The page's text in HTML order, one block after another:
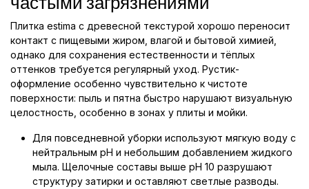
Плитка estimа с древесной текстурой хорошо переносит
контакт с пищевыми жиром, влагой и бытовой химией,
однако для сохранения естественности и тёплых
оттенков требуется регулярный уход. Рустик-
оформление особенно чувствительно к чистоте
поверхности: пыль и пятна быстро нарушают визуальную
целостность, особенно в зонах у плиты и мойки.
Для повседневной уборки используют мягкую воду с
нейтральным pH и небольшим добавлением жидкого
мыла. Щелочные составы выше pH 10 разрушают
структуру затирки и оставляют светлые разводы.